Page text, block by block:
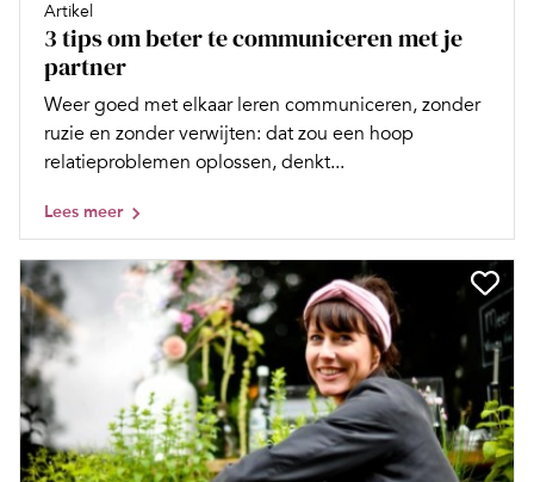
Artikel
3 tips om beter te communiceren met je
partner
Weer goed met elkaar leren communiceren, zonder
ruzie en zonder verwijten: dat zou een hoop
relatieproblemen oplossen, denkt...
Lees meer